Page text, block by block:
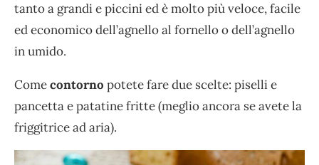
tanto a grandi e piccini ed è molto più veloce, facile
ed economico dell’agnello al fornello o dell’agnello
in umido.
Comecontorno potete fare due scelte: piselli e
pancetta e patatine fritte (meglio ancora se avete la
friggitrice ad aria).